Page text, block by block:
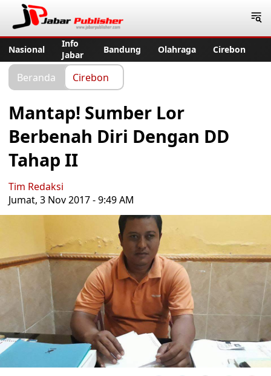
Nasional
Info
Jabar
Bandung Olahraga Cirebon
Beranda Cirebon
Mantap! Sumber Lor
Berbenah Diri Dengan DD
Tahap II
Tim Redaksi
Jumat, 3 Nov 2017 - 9:49 AM